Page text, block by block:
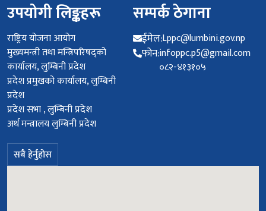
उपयोगी लिङ्कहरू
राष्ट्रिय योजना आयोग
मुख्यमन्त्री तथा मन्त्रिपरिषद्को
कार्यालय, लुम्बिनी प्रदेश
प्रदेश प्रमुखको कार्यालय, लुम्बिनी
प्रदेश
प्रदेश सभा , लुम्बिनी प्रदेश
अर्थ मन्त्रालय लुम्बिनी प्रदेश
सबै हेर्नुहोस
सम्पर्क ठेगाना
ईमेल:Lppc@lumbini.gov.np
फोन:infoppc.p5@gmail.com
०८२-४१३१०५